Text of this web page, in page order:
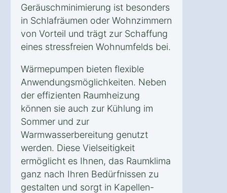
Geräuschminimierung ist besonders
in Schlafräumen oder Wohnzimmern
von Vorteil und trägt zur Schaffung
eines stressfreien Wohnumfelds bei.
Wärmepumpen bieten flexible
Anwendungsmöglichkeiten. Neben
der effizienten Raumheizung
können sie auch zur Kühlung im
Sommer und zur
Warmwasserbereitung genutzt
werden. Diese Vielseitigkeit
ermöglicht es Ihnen, das Raumklima
ganz nach Ihren Bedürfnissen zu
gestalten und sorgt in Kapellen-